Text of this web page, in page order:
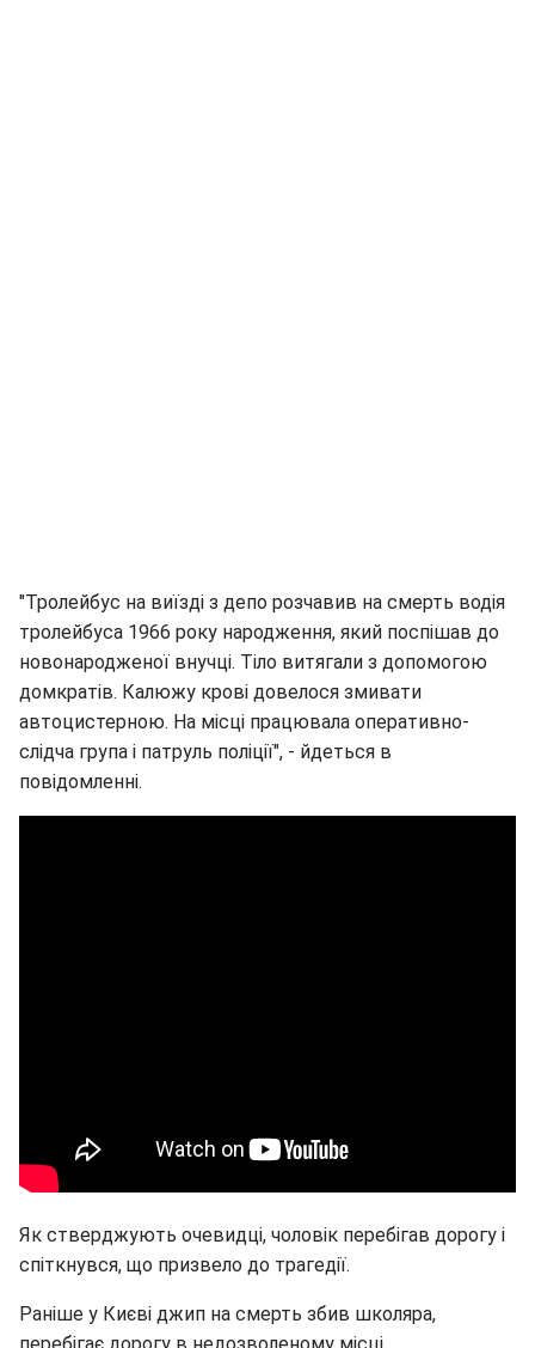
"Тролейбус на виїзді з депо розчавив на смерть водія
тролейбуса 1966 року народження, який поспішав до
новонародженої внучці. Тіло витягали з допомогою
домкратів. Калюжу крові довелося змивати
автоцистерною. На місці працювала оперативно-
слідча група і патруль поліції", - йдеться в
повідомленні.
Як стверджують очевидці, чоловік перебігав дорогу і
спіткнувся, що призвело до трагедії.
Раніше у Києві джип на смерть збив школяра,